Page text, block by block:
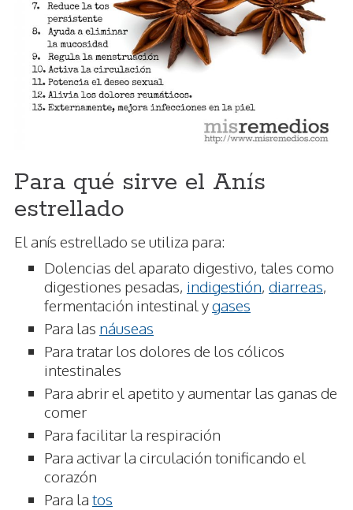
Para qué sirve el Anís
estrellado
El anís estrellado se utiliza para:
Dolencias del aparato digestivo, tales como
digestiones pesadas, indigestión, diarreas,
fermentación intestinal ygases
Para las náuseas
Para tratar los dolores de los cólicos
intestinales
Para abrir el apetito y aumentar las ganas de
comer
Para facilitar la respiración
Para activar la circulación tonificando el
corazón
Para la tos